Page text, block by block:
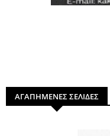
ΑΓΑΠΗΜΕΝΕΣ ΣΕΛΙΔΕΣ